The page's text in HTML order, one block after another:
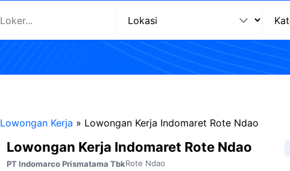
Lowongan Kerja » Lowongan Kerja Indomaret Rote Ndao
Lowongan Kerja Indomaret Rote Ndao
PT Indomarco Prismatama TbkRote Ndao